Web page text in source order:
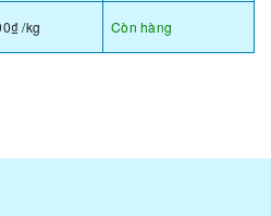
/kg Còn hàng